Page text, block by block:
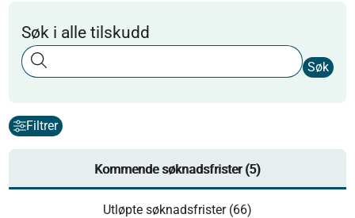
Søk i alle tilskudd
Søk
Filtrer
Kommende søknadsfrister (5)
Utløpte søknadsfrister (66)